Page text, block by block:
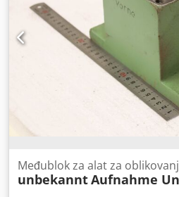
Međublok za alat za
unbekanntAufnahme